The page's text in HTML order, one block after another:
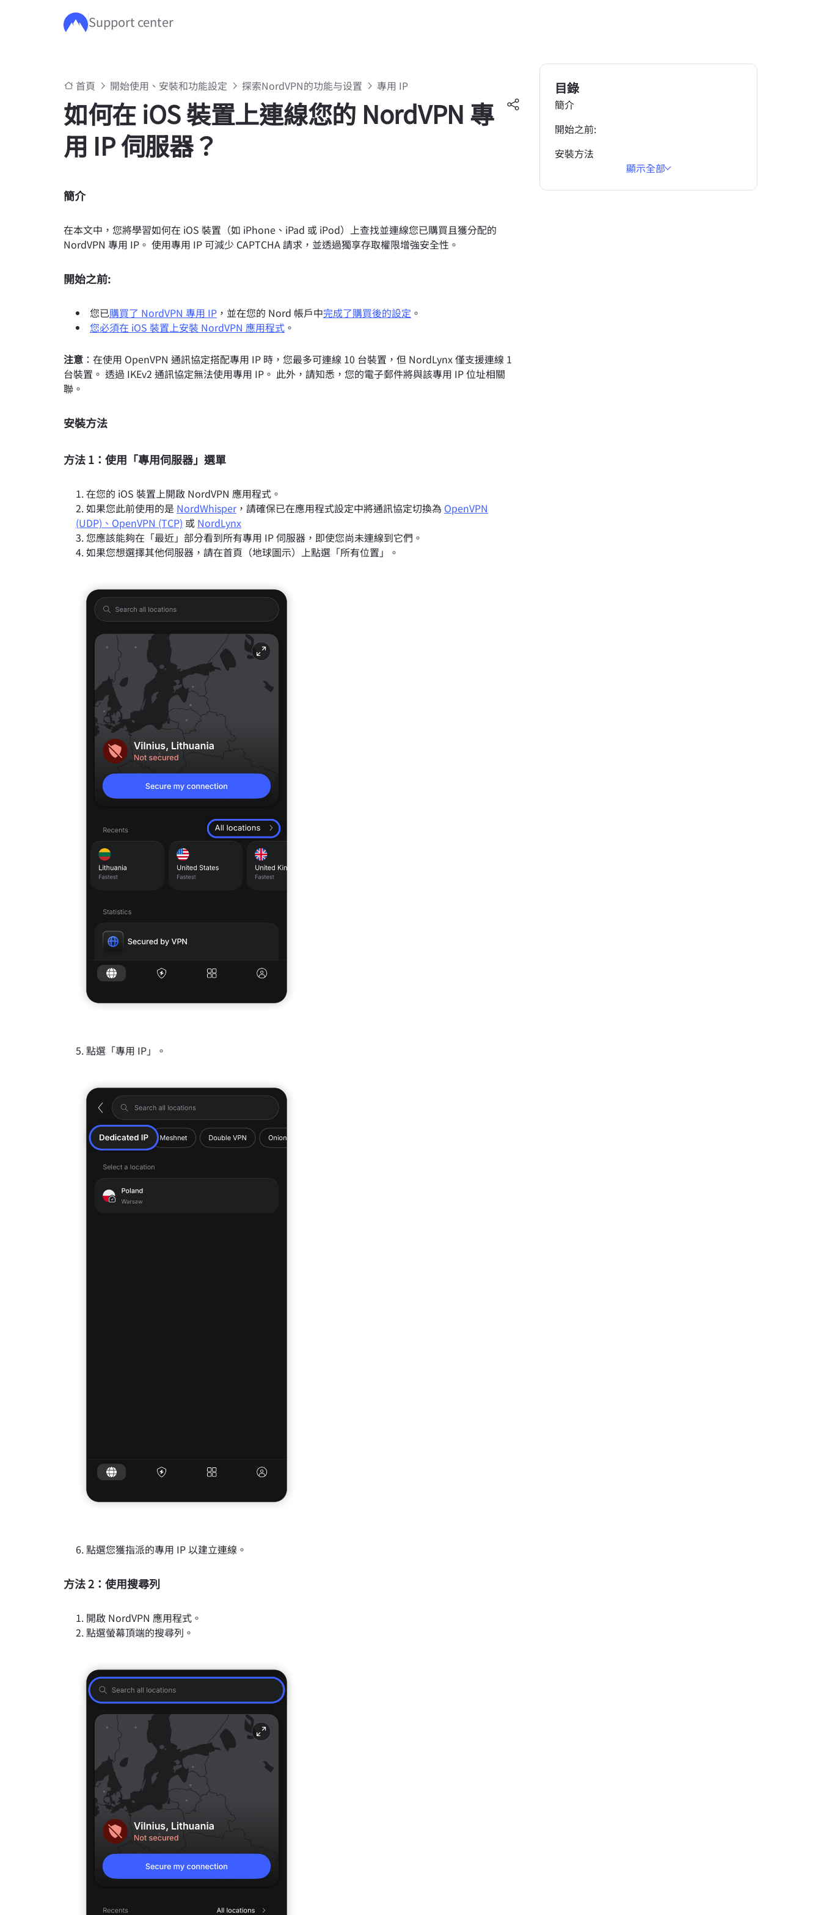
跳至主要內容
Support center
首頁 開始使用、安裝和功能設定 探索NordVPN的功能与设置 專用 IP
如何在 iOS 裝置上連線您的 NordVPN 專
用 IP 伺服器？
簡介
在本文中，您將學習如何在 iOS 裝置（如 iPhone、iPad 或 iPod）上查找並連線您已購買且獲分配的
NordVPN 專用 IP。 使用專用 IP 可減少 CAPTCHA 請求，並透過獨享存取權限增強安全性。
開始之前:
您已購買了 NordVPN 專用 IP ，並在您的 Nord 帳戶中完成了購買後的設定 。
您必須在 iOS 裝置上安裝 NordVPN 應用程式 。
注意 ：在使用 OpenVPN 通訊協定搭配專用 IP 時，您最多可連線 10 台裝置，但 NordLynx 僅支援連線 1
台裝置。 透過 IKEv2 通訊協定無法使用專用 IP。 此外，請知悉，您的電子郵件將與該專用 IP 位址相關
聯。
安裝方法
方法 1：使用「專用伺服器」選單
在您的 iOS 裝置上開啟 NordVPN 應用程式。
如果您此前使用的是 NordWhisper，請確保已在應用程式設定中將通訊協定切換為 OpenVPN
(UDP)、OpenVPN (TCP) 或 NordLynx
您應該能夠在「最近」部分看到所有專用 IP 伺服器，即使您尚未連線到它們。
如果您想選擇其他伺服器，請在首頁（地球圖示）上點選「所有位置」。
點選「專用 IP」。
點選您獲指派的專用 IP 以建立連線。
方法 2：使用搜尋列
開啟 NordVPN 應用程式。
點選螢幕頂端的搜尋列。
目錄
簡介
開始之前:
安裝方法
顯示全部